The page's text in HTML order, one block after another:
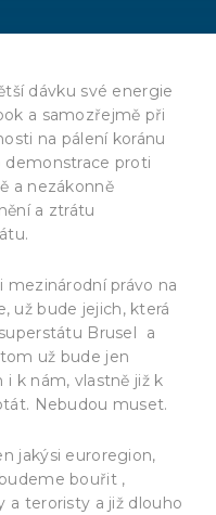
dávku své energie
a samozřejmě při
na pálení koránu
demonstrace proti
a nezákonně
a ztrátu
právo na
už bude jejich, která
Brusel a
už bude jen
k nám, vlastně již k
Nebudou muset.
jakýsi euroregion,
bouřit ,
a teroristy a již dlouho